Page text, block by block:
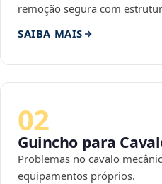
remoção segura com
SAIBA MAIS
02
Guincho para
Problemas no cavalo
equipamentos próprios.